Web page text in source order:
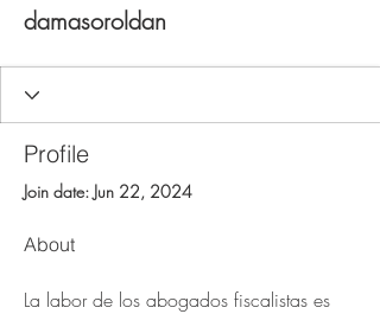
damasoroldan
Profile
Join date: Jun 22, 2024
About
La labor de los abogados fiscalistas es